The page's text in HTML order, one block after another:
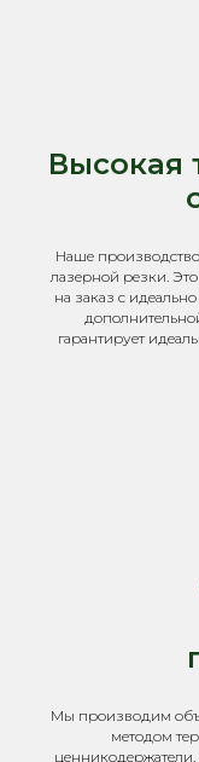
Высокая
Наше производство
лазерной резки. Это
на заказ с
гарантирует
Мы производим
методом
ценникодержатели,